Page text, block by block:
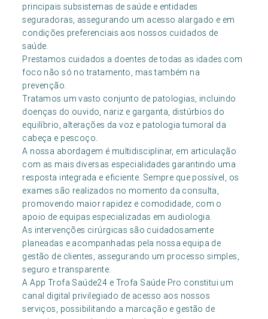
principais subsistemas de saúde e entidades
seguradoras, assegurando um acesso alargado e em
condições preferenciais aos nossos cuidados de
saúde.
Prestamos cuidados a doentes de todas as idades com
foco não só no tratamento, mas também na
prevenção.
Tratamos um vasto conjunto de patologias, incluindo
doenças do ouvido, nariz e garganta, distúrbios do
equilíbrio, alterações da voz e patologia tumoral da
cabeça e pescoço.
A nossa abordagem é multidisciplinar, em articulação
com as mais diversas especialidades garantindo uma
resposta integrada e eficiente. Sempre que possível, os
exames são realizados no momento da consulta,
promovendo maior rapidez e comodidade, com o
apoio de equipas especializadas em audiologia.
As intervenções cirúrgicas são cuidadosamente
planeadas e acompanhadas pela nossa equipa de
gestão de clientes, assegurando um processo simples,
seguro e transparente.
A App Trofa Saúde24 e Trofa Saúde Pro constitui um
canal digital privilegiado de acesso aos nossos
serviços, possibilitando a marcação e gestão de